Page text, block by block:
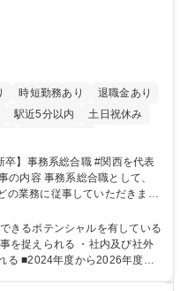
時短勤務あり
退職金あり
駅近5分以内
土日祝休み
の業務に従事していただきま
業務 ■海外に関係する各種業
属
の適性及び将来のキャリアを
【育成】OJTでの現場育成や研
きるポテンシャルを有している
を捉えられる ・社内及び社外
度ま